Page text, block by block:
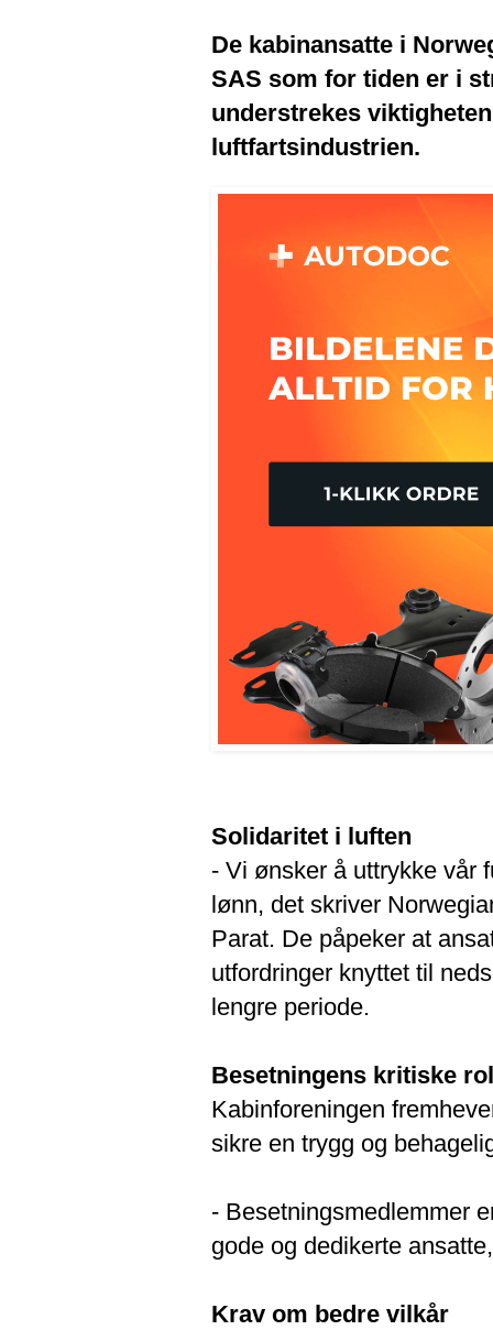
De kabinansatte i
SAS som for tiden er i
understrekes
luftfartsindustrien.
Solidaritet i luften
- Vi ønsker å uttrykke vår
lønn, det skriver
Parat. De påpeker at
utfordringer knyttet til
lengre periode.
Besetningens kritiske
Kabinforeningen
sikre en trygg og
- Besetningsmedlemmer
gode og dedikerte
Krav om bedre vilkår